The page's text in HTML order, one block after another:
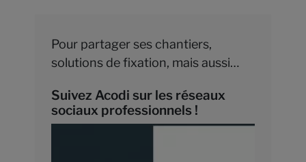
Pour partager ses chantiers,
solutions de fixation, mais aussi
Acodi est présent sur les réseaux
sociaux professionnels LinkedIn et
Suivez Acodi sur les réseaux
sociaux professionnels !